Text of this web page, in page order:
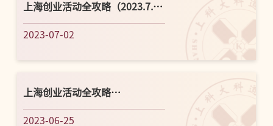
上海创业活动全攻略（2023.7.3-
7.9）
2023-07-02
上海创业活动全攻略
（2023.6.26-7.2）
2023-06-25